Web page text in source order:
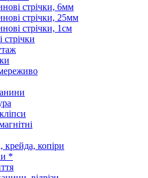
стрічки, 6мм
стрічки, 25мм
стрічки, 1см
стрічки
крейда, копіри
*